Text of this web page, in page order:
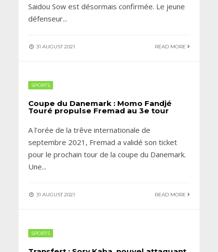
Saidou Sow est désormais confirmée. Le jeune
défenseur...
31 AUGUST 2021 READ MORE
SPORTS
Coupe du Danemark : Momo Fandjé
Touré propulse Fremad au 3e tour
A l’orée de la trêve internationale de
septembre 2021, Fremad a validé son ticket
pour le prochain tour de la coupe du Danemark.
Une...
31 AUGUST 2021 READ MORE
SPORTS